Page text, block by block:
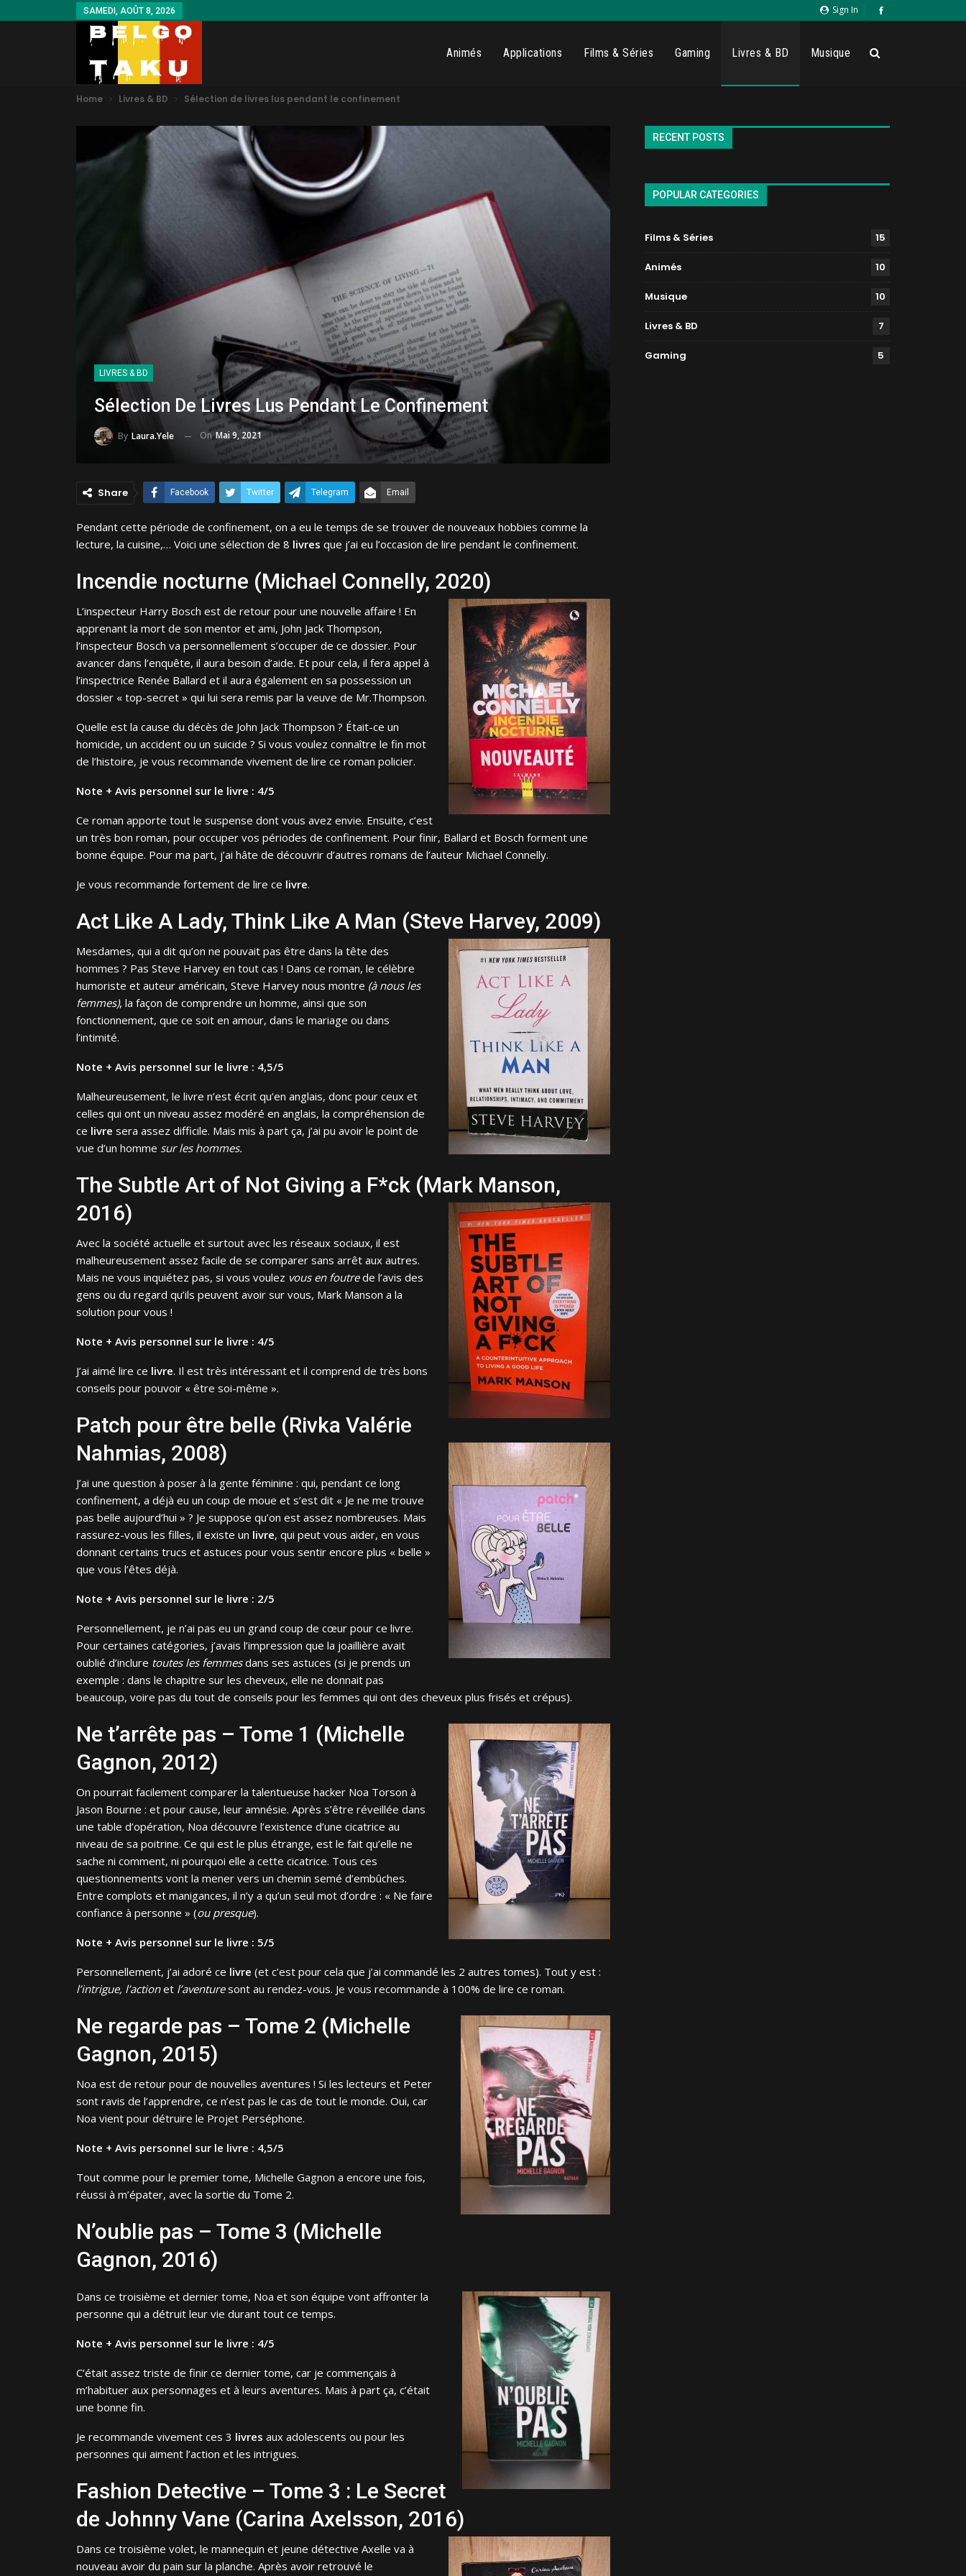
Sign In
SAMEDI, AOÛT 8, 2026
Animés Applications Films & Séries Gaming Livres & BD Musique
Home Livres & BD Sélection de livres lus pendant le confinement
LIVRES & BD
Sélection De Livres Lus Pendant Le Confinement
By Laura.Yele OnMai 9, 2021
Share Facebook Twitter Telegram Email
Pendant cette période de confinement, on a eu le temps de se trouver de nouveaux hobbies comme la
lecture, la cuisine,… Voici une sélection de 8 livres que j’ai eu l’occasion de lire pendant le confinement.
Incendie nocturne (Michael Connelly, 2020)
L’inspecteur Harry Bosch est de retour pour une nouvelle affaire ! En
apprenant la mort de son mentor et ami, John Jack Thompson,
l’inspecteur Bosch va personnellement s’occuper de ce dossier. Pour
avancer dans l’enquête, il aura besoin d’aide. Et pour cela, il fera appel à
l’inspectrice Renée Ballard et il aura également en sa possession un
dossier « top-secret » qui lui sera remis par la veuve de Mr.Thompson.
Quelle est la cause du décès de John Jack Thompson ? Était-ce un
homicide, un accident ou un suicide ? Si vous voulez connaître le fin mot
de l’histoire, je vous recommande vivement de lire ce roman policier.
Note + Avis personnel sur le livre : 4/5
Ce roman apporte tout le suspense dont vous avez envie. Ensuite, c’est
un très bon roman, pour occuper vos périodes de confinement. Pour finir, Ballard et Bosch forment une
bonne équipe. Pour ma part, j’ai hâte de découvrir d’autres romans de l’auteur Michael Connelly.
Je vous recommande fortement de lire ce livre.
Act Like A Lady, Think Like A Man (Steve Harvey, 2009)
Mesdames, qui a dit qu’on ne pouvait pas être dans la tête des
hommes ? Pas Steve Harvey en tout cas ! Dans ce roman, le célèbre
humoriste et auteur américain, Steve Harvey nous montre (à nous les
femmes), la façon de comprendre un homme, ainsi que son
fonctionnement, que ce soit en amour, dans le mariage ou dans
l’intimité.
Note + Avis personnel sur le livre : 4,5/5
Malheureusement, le livre n’est écrit qu’en anglais, donc pour ceux et
celles qui ont un niveau assez modéré en anglais, la compréhension de
ce livre sera assez difficile. Mais mis à part ça, j’ai pu avoir le point de
vue d’un homme sur les hommes.
The Subtle Art of Not Giving a F*ck (Mark Manson,
2016)
Avec la société actuelle et surtout avec les réseaux sociaux, il est
malheureusement assez facile de se comparer sans arrêt aux autres.
Mais ne vous inquiétez pas, si vous voulez vous en foutrede l’avis des
gens ou du regard qu’ils peuvent avoir sur vous, Mark Manson a la
solution pour vous !
Note + Avis personnel sur le livre : 4/5
J’ai aimé lire ce livre. Il est très intéressant et il comprend de très bons
conseils pour pouvoir « être soi-même ».
Patch pour être belle (Rivka Valérie
Nahmias, 2008)
J’ai une question à poser à la gente féminine : qui, pendant ce long
confinement, a déjà eu un coup de moue et s’est dit « Je ne me trouve
pas belle aujourd’hui » ? Je suppose qu’on est assez nombreuses. Mais
rassurez-vous les filles, il existe un livre, qui peut vous aider, en vous
donnant certains trucs et astuces pour vous sentir encore plus « belle »
que vous l’êtes déjà.
Note + Avis personnel sur le livre : 2/5
Personnellement, je n’ai pas eu un grand coup de cœur pour ce livre.
Pour certaines catégories, j’avais l’impression que la joaillière avait
oublié d’inclure toutes les femmesdans ses astuces (si je prends un
exemple : dans le chapitre sur les cheveux, elle ne donnait pas
beaucoup, voire pas du tout de conseils pour les femmes qui ont des cheveux plus frisés et crépus).
Ne t’arrête pas – Tome 1 (Michelle
Gagnon, 2012)
On pourrait facilement comparer la talentueuse hacker Noa Torson à
Jason Bourne : et pour cause, leur amnésie. Après s’être réveillée dans
une table d’opération, Noa découvre l’existence d’une cicatrice au
niveau de sa poitrine. Ce qui est le plus étrange, est le fait qu’elle ne
sache ni comment, ni pourquoi elle a cette cicatrice. Tous ces
questionnements vont la mener vers un chemin semé d’embûches.
Entre complots et manigances, il n’y a qu’un seul mot d’ordre : « Ne faire
confiance à personne » (ou presque).
Note + Avis personnel sur le livre : 5/5
Personnellement, j’ai adoré ce livre (et c’est pour cela que j’ai commandé les 2 autres tomes). Tout y est :
l’intrigue, l’actionet l’aventuresont au rendez-vous. Je vous recommande à 100% de lire ce roman.
Ne regarde pas – Tome 2 (Michelle
Gagnon, 2015)
Noa est de retour pour de nouvelles aventures ! Si les lecteurs et Peter
sont ravis de l’apprendre, ce n’est pas le cas de tout le monde. Oui, car
Noa vient pour détruire le Projet Perséphone.
Note + Avis personnel sur le livre : 4,5/5
Tout comme pour le premier tome, Michelle Gagnon a encore une fois,
réussi à m’épater, avec la sortie du Tome 2.
N’oublie pas – Tome 3 (Michelle
Gagnon, 2016)
Dans ce troisième et dernier tome, Noa et son équipe vont affronter la
personne qui a détruit leur vie durant tout ce temps.
Note + Avis personnel sur le livre : 4/5
C’était assez triste de finir ce dernier tome, car je commençais à
m’habituer aux personnages et à leurs aventures. Mais à part ça, c’était
une bonne fin.
Je recommande vivement ces 3 livres aux adolescents ou pour les
personnes qui aiment l’action et les intrigues.
Fashion Detective – Tome 3 : Le Secret
de Johnny Vane (Carina Axelsson, 2016)
Dans ce troisième volet, le mannequin et jeune détective Axelle va à
nouveau avoir du pain sur la planche. Après avoir retrouvé le
RECENT POSTS
POPULAR CATEGORIES
Films & Séries 15
Animés 10
Musique 10
Livres & BD 7
Gaming 5